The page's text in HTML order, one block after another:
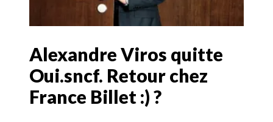
Alexandre Viros quitte
Oui.sncf. Retour chez
France Billet :) ?